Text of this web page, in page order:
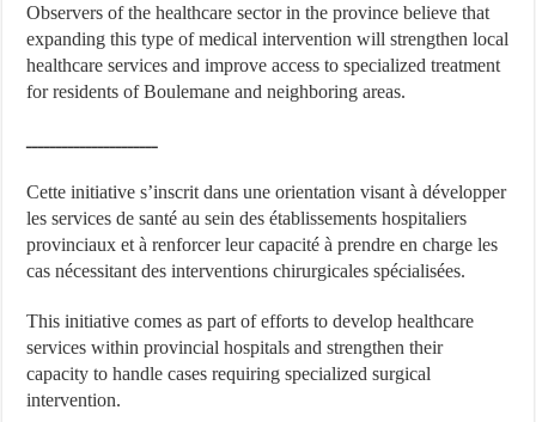
Observers of the healthcare sector in the province believe that
expanding this type of medical intervention will strengthen local
healthcare services and improve access to specialized treatment
for residents of Boulemane and neighboring areas.
ــــــــــــــــــــــ
Cette initiative s’inscrit dans une orientation visant à développer
les services de santé au sein des établissements hospitaliers
provinciaux et à renforcer leur capacité à prendre en charge les
cas nécessitant des interventions chirurgicales spécialisées.
This initiative comes as part of efforts to develop healthcare
services within provincial hospitals and strengthen their
capacity to handle cases requiring specialized surgical
intervention.